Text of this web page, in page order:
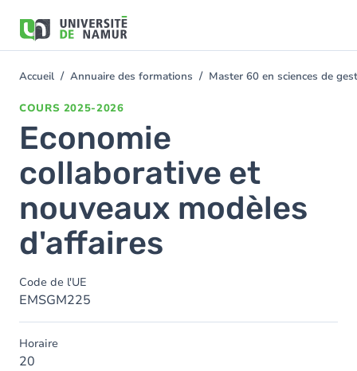
contenu
You
Accueil Annuaire des formations Master 60 en sciences de
COURS 2025-2026
Economie
collaborative et
nouveaux modèles
d'affaires
Code de l'UE
EMSGM225
Horaire
20